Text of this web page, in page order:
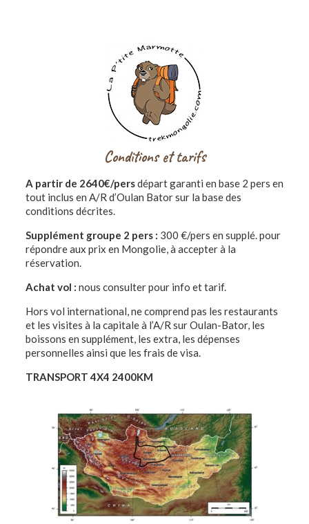
Conditions et tarifs
A partir de 2640€/persdépart garanti en base 2 pers en
tout inclus en A/R d’Oulan Bator sur la base des
conditions décrites.
Supplément groupe 2 pers : 300 €/pers en supplé. pour
répondre aux prix en Mongolie, à accepter à la
réservation.
Achat vol : nous consulter pour info et tarif.
Hors vol international, ne comprend pas les restaurants
et les visites à la capitale à l’A/R sur Oulan-Bator, les
boissons en supplément, les extra, les dépenses
personnelles ainsi que les frais de visa.
TRANSPORT 4X4 2400KM